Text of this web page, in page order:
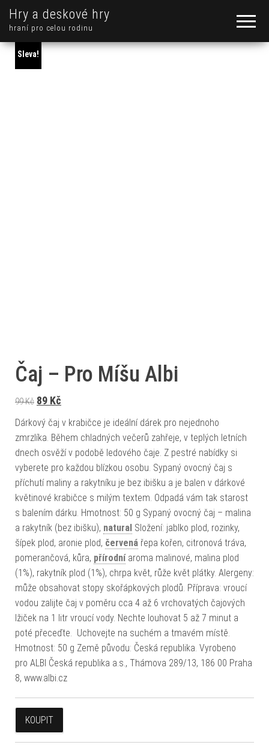
Hry a deskové hry
hraní pro celou rodinu
Sleva!
Čaj – Pro Míšu Albi
99Kč Původní cena byla: 99 Kč.
89 Kč
Dárkový čaj v krabičce je ideální dárek pro nejednoho
zmrzlíka. Během chladných večerů zahřeje, v teplých letních
dnech osvěží v podobě ledového čaje. Z pestré nabídky si
vyberete pro každou blízkou osobu. Sypaný ovocný čaj s
příchutí maliny a rakytníku je bez ibišku a je balen v dárkové
květinové krabičce s milým textem. Odpadá vám tak starost
s balením dárku. Hmotnost: 50 g Sypaný ovocný čaj – malina
a rakytník (bez ibišku), natural Složení: jablko plod, rozinky,
šípek plod, aronie plod, červená řepa kořen, citronová tráva,
pomerančová, kůra, přírodníaroma malinové, malina plod
(1%), rakytník plod (1%), chrpa květ, růže květ plátky. Alergeny:
může obsahovat stopy skořápkových plodů. Příprava: vroucí
vodou zalijte čaj v poměru cca 4 až 6 vrchovatých čajových
lžiček na 1 litr vroucí vody. Nechte louhovat 5 až 7 minut a
poté přeceďte. Uchovejte na suchém a tmavém místě.
Hmotnost: 50 g Země původu: Česká republika. Vyrobeno
pro ALBI Česká republika a.s., Thámova 289/13, 186 00 Praha
8, www.albi.cz
KOUPIT